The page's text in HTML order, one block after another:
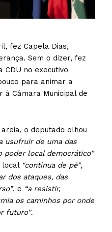
fez Capela Dias,
Sem o dizer, fez
no executivo
para animar a
à Câmara Municipal de
o deputado olhou
usufruir de uma das
poder local democrático”
local “continua de pé”,
dos ataques, das
, e “a resistir,
os caminhos por onde
futuro”.